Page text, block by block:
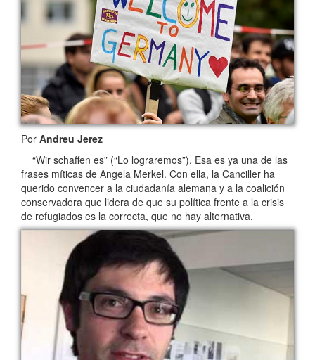
Por Andreu Jerez
“Wir schaffen es” (“Lo lograremos”). Esa es ya una de las
frases míticas de Angela Merkel. Con ella, la Canciller ha
querido convencer a la ciudadanía alemana y a la coalición
conservadora que lidera de que su política frente a la crisis
de refugiados es la correcta, que no hay alternativa.